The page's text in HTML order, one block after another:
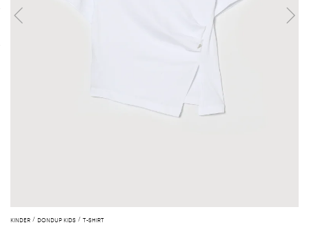
KINDER DONDUP KIDS T-SHIRT